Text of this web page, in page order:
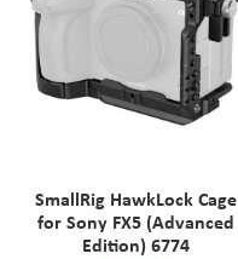
SmallRig HawkLock Cage
for Sony FX5 (Advanced
Edition) 6774